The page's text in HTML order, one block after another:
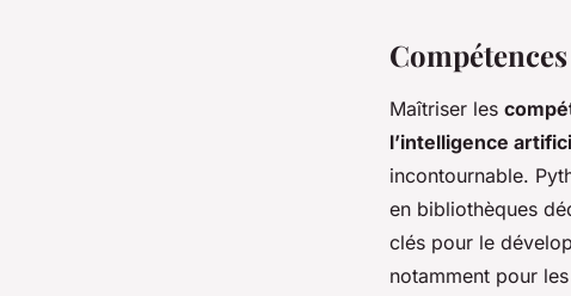
Maîtriser les
l’intelligence
incontournable.
en bibliothèques
clés pour le
notamment pour